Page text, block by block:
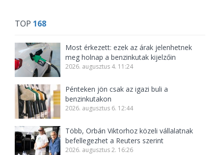
TOP 168
Most érkezett: ezek az árak jelenhetnek
meg holnap a benzinkutak kijelzőin
2026. augusztus 4. 11:24
Pénteken jön csak az igazi buli a
benzinkutakon
2026. augusztus 6. 12:44
Több, Orbán Viktorhoz közeli vállalatnak
befellegezhet a Reuters szerint
2026. augusztus 2. 16:26